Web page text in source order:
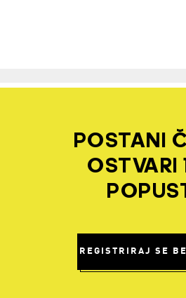
POSTANI
OSTVARI
REGISTRIRAJ SE